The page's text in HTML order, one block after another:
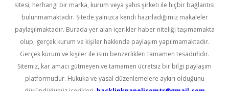
sitesi, herhangi bir marka, kurum veya şahıs şirketi ile hiçbir bağlantısı
bulunmamaktadır. Sitede yalnızca kendi hazırladığımız makaleler
paylaşılmaktadır. Burada yer alan içerikler haber niteliği taşımamakta
olup, gerçek kurum ve kişiler hakkında paylaşım yapılmamaktadır.
Gerçek kurum ve kişiler ile isim benzerlikleri tamamen tesadüfidir.
Sitemiz, kar amacı gütmeyen ve tamamen ücretsiz bir bilgi paylaşım
platformudur. Hukuka ve yasal düzenlemelere aykırı olduğunu